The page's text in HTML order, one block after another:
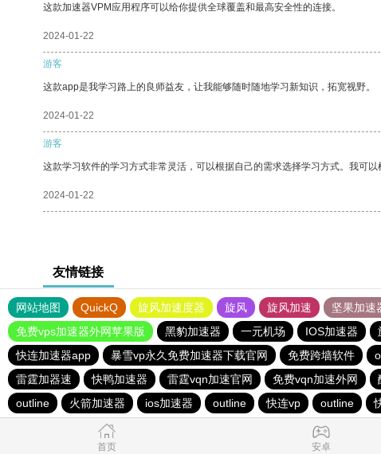
这款加速器VPM应用程序可以给你提供全球覆盖和最高安全性的连接。
2024-01-22
游客
这款app是我学习路上的良师益友，让我能够随时随地学习新知识，拓宽视野。
2024-01-22
游客
这款学习软件的学习方式非常灵活，可以根据自己的需求选择学习方式。我可以
2024-01-22
友情链接
网站地图 QuickQ 旋风加速度器 旋风 旋风加速 坚果加速
免费vps加速器外网苹果版
黑豹加速器 一元机场 IOS加速器
快连加速器app
暴雪vp永久免费加速器下载官网 免费跨墙软件
雷霆加器速
快鸭加速器 雷霆vqn加速官网 免费vqn加速外网
outline
火箭加速器 ios加速器 outline 快连vp outline
首页 安卓